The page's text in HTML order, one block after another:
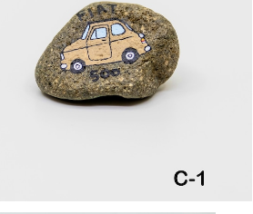
ストーンアート 【C-1】
¥1,200